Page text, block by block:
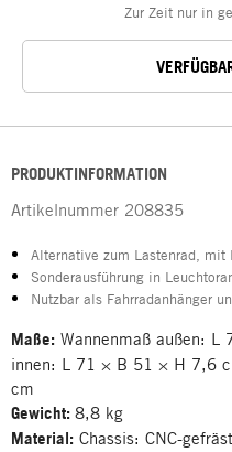
Zur Zeit nur in
PRODUKTINFORMATION
Artikelnummer 208835
Alternative zum Lastenrad,
Sonderausführung in
Nutzbar als Fahrradanhänger
Maße: Wannenmaß außen:
innen: L 71 × B 51 × H 7,6
cm
Gewicht: 8,8 kg
Material: Chassis: CNC-